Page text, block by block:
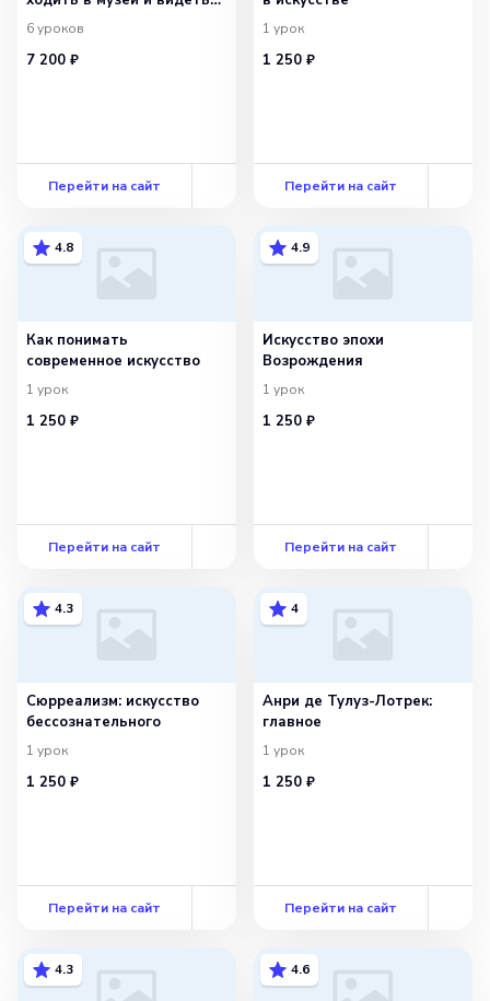
больше
6уроков
7 200 ₽
Перейти на сайт
1 урок
1 250 ₽
Перейти на сайт
4.8
Как понимать
современное искусство
1 урок
1 250 ₽
Перейти на сайт
4.9
Искусство эпохи
Возрождения
1 урок
1 250 ₽
Перейти на сайт
4.3
Сюрреализм: искусство
бессознательного
1 урок
1 250 ₽
Перейти на сайт
4
Анри де Тулуз-Лотрек:
главное
1 урок
1 250 ₽
Перейти на сайт
4.3 4.6